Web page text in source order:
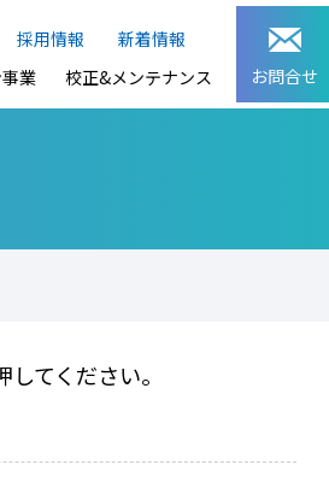
お問合せ
採用情報
新着情報
業 校正&メンテナンス
てください。